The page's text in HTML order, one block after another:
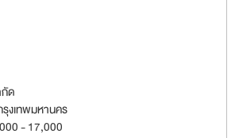
ด
งเทพมหานคร
- 17,000